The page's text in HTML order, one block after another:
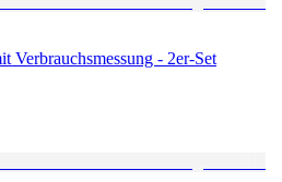
Verbrauchsmessung - 2er-Set